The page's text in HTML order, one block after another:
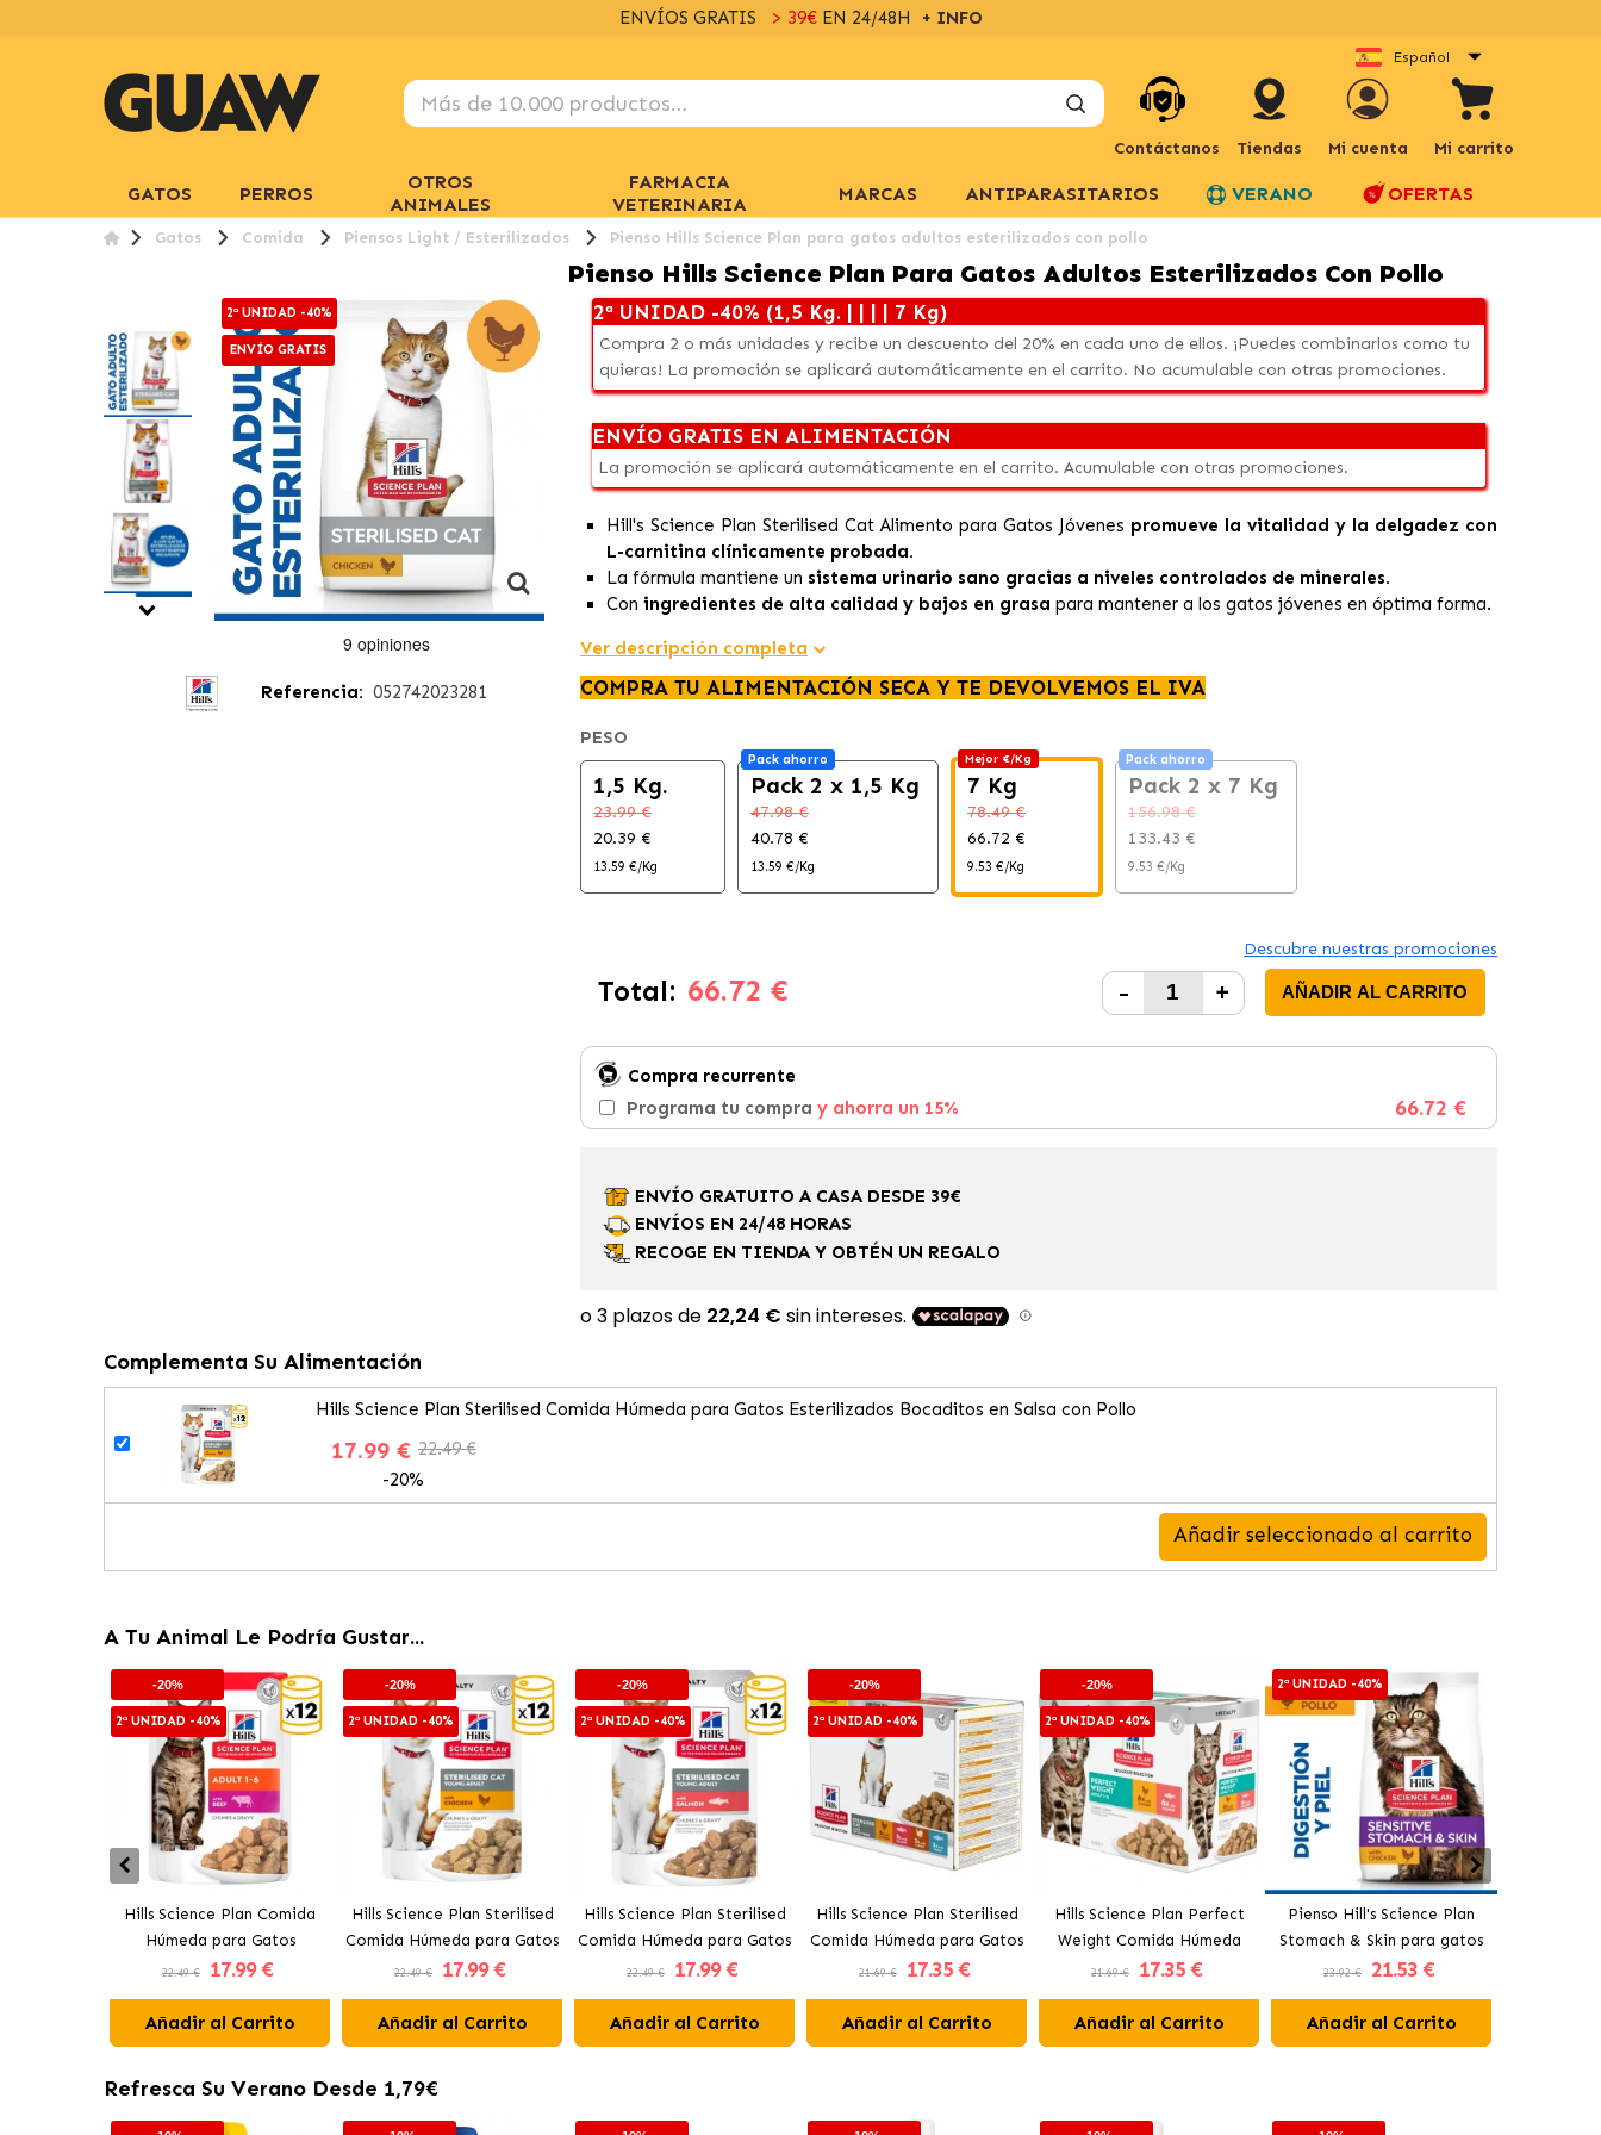
ENVÍOS GRATIS > 39€EN 24/48H + INFO
Español
Contáctanos Tiendas Mi cuenta Mi carrito
GATOS PERROS
OTROS
ANIMALES
FARMACIA
VETERINARIA
MARCAS ANTIPARASITARIOS VERANO OFERTAS
Gatos Comida Piensos Light / Esterilizados Pienso Hills Science Plan para gatos adultos esterilizados con pollo
Pienso Hills Science Plan Para Gatos Adultos Esterilizados Con Pollo
2ª UNIDAD -40%
ENVÍO GRATIS
Referencia: 052742023281
2ª UNIDAD -40% (1,5 Kg. | | | | 7 Kg)
Compra 2 o más unidades y recibe un descuento del 20% en cada uno de ellos. ¡Puedes combinarlos como tu
quieras! La promoción se aplicará automáticamente en el carrito. No acumulable con otras promociones.
ENVÍO GRATIS EN ALIMENTACIÓN
La promoción se aplicará automáticamente en el carrito. Acumulable con otras promociones.
Hill's Science Plan Sterilised Cat Alimento para Gatos Jóvenes promueve la vitalidad y la delgadez con
L-carnitina clínicamente probada.
La fórmula mantiene un sistema urinario sano gracias a niveles controlados de minerales.
Con ingredientes de alta calidad y bajos en grasa para mantener a los gatos jóvenes en óptima forma.
Ver descripción completa
COMPRA TU ALIMENTACIÓN SECA Y TE DEVOLVEMOS EL IVA
PESO
1,5 Kg.
23.99 €
20.39 €
13.59 €/Kg
Pack ahorro
Pack 2 x 1,5 Kg
47.98 €
40.78 €
13.59 €/Kg
Mejor €/Kg
7 Kg
78.49 €
66.72 €
9.53 €/Kg
Pack ahorro
Pack 2 x 7 Kg
156.98 €
133.43 €
9.53 €/Kg
Descubre nuestras promociones
Total: 66.72 € - + AÑADIR AL CARRITO
Compra recurrente
Programa tu compra y ahorra un 15% 66.72 €
ENVÍO GRATUITO A CASA DESDE 39€
ENVÍOS EN 24/48 HORAS
RECOGE EN TIENDA Y OBTÉN UN REGALO
Complementa Su Alimentación
Hills Science Plan Sterilised Comida Húmeda para Gatos Esterilizados Bocaditos en Salsa con Pollo
17.99 € 22.49 €
-20%
Añadir seleccionado al carrito
A Tu Animal Le Podría Gustar...
-20%
2ª UNIDAD -40%
Hills Science Plan Comida
Húmeda para Gatos
Bocaditos en Salsa con
22.49 € 17.99 €
Añadir al Carrito
-20%
2ª UNIDAD -40%
Hills Science Plan Sterilised
Comida Húmeda para Gatos
Esterilizados Bocaditos en
22.49 € 17.99 €
Añadir al Carrito
-20%
2ª UNIDAD -40%
Hills Science Plan Sterilised
Comida Húmeda para Gatos
Esterilizados Bocaditos en
22.49 € 17.99 €
Añadir al Carrito
-20%
2ª UNIDAD -40%
Hills Science Plan Sterilised
Comida Húmeda para Gatos
Esterilizados Bocaditos en
21.69 € 17.35 €
Añadir al Carrito
-20%
2ª UNIDAD -40%
Hills Science Plan Perfect
Weight Comida Húmeda
para Gatos Bocaditos en
21.69 € 17.35 €
Añadir al Carrito
2ª UNIDAD -40%
Pienso Hill's Science Plan
Stomach & Skin para gatos
adultos con pollo
23.92 € 21.53 €
Añadir al Carrito
Refresca Su Verano Desde 1,79€